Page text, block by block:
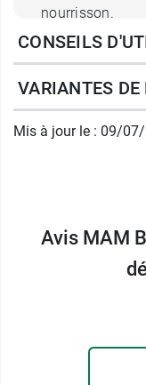
nourrisson.
Quels son
en verre
La marque a
sous l'eau
sécurité. La
ses qualités
après chaque
nature
CONSEILS
VARIANTES DE
Mis à jour le : 09/
Avis MAM